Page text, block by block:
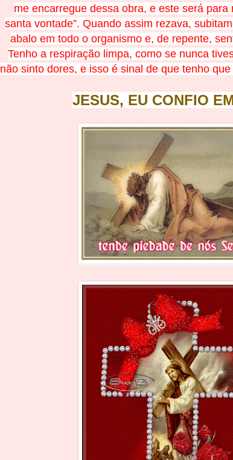
me encarregue dessa obra, e este será para
santa vontade”. Quando assim rezava,
abalo em todo o organismo e, de repente,
Tenho a respiração limpa, como se nunca
não sinto dores, e isso é sinal de que tenho
JESUS, EU CONFIO